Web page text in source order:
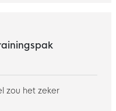
zou het zeker